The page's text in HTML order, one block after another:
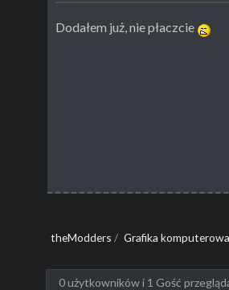
Dodałem już, nie płaczcie
theModders / Grafika komputerowa
0 użytkowników i 1 Gość